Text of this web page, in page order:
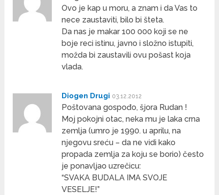
Ovo je kap u moru, a znam i da Vas to
nece zaustaviti, bilo bi šteta.
Da nas je makar 100 000 koji se ne
boje reci istinu, javno i složno istupiti,
možda bi zaustavili ovu pošast koja
vlada.
Diogen Drugi 03.12.2012
Poštovana gospođo, šjora Rudan !
Moj pokojni otac, neka mu je laka crna
zemlja (umro je 1990. u aprilu, na
njegovu sreću – da ne vidi kako
propada zemlja za koju se borio) često
je ponavljao uzrečicu:
“SVAKA BUDALA IMA SVOJE
VESELJE!”